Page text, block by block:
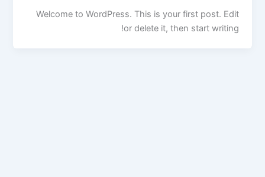
Welcome to WordPress. This is your first post. Edit
or delete it, then start writing!